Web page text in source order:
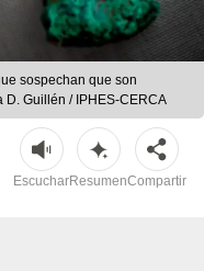
sospechan que son
D. Guillén / IPHES-CERCA
EscucharResumenCompartir